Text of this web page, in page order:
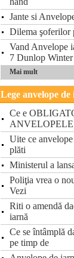
Jante si
Dilema şoferilor
Vand Anvelope
7 Dunlop
Mai mult
Lege anvelope de
Ce e
Uite ce
plăti
Ministerul a
Poliţia vrea o
Vezi
Riti o amendă
iarnă
Ce se întâmplă
pe timp de